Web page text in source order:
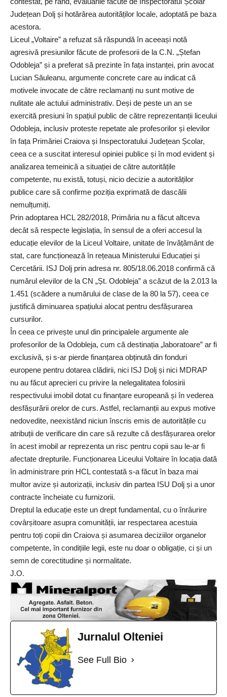
Județean Dolj și hotărârea autorităților locale, adoptată pe baza
acestora.
Liceul „Voltaire” a refuzat să răspundă în aceeași notă
agresivă presiunilor făcute de profesorii de la C.N. „Ștefan
Odobleja” și a preferat să prezinte în fața instanței, prin avocat
Lucian Săuleanu, argumente concrete care au indicat că
motivele invocate de către reclamanți nu sunt motive de
nulitate ale actului administrativ. Deși de peste un an se
exercită presiuni în spațiul public de către reprezentanții liceului
Odobleja, inclusiv proteste repetate ale profesorilor și elevilor
în fața Primăriei Craiova și Inspectoratului Județean Școlar,
ceea ce a suscitat interesul opiniei publice și în mod evident și
analizarea temeinică a situației de către autoritățile
competente, nu există, totuși, nicio decizie a autorităților
publice care să confirme poziția exprimată de dascălii
nemulțumiți.
Prin adoptarea HCL 282/2018, Primăria nu a făcut altceva
decât să respecte legislația, în sensul de a oferi accesul la
educație elevilor de la Liceul Voltaire, unitate de învățământ de
stat, care funcționează în rețeaua Ministerului Educației și
Cercetării. ISJ Dolj prin adresa nr. 805/18.06.2018 confirmă că
numărul elevilor de la CN „Șt. Odobleja” a scăzut de la 2.013 la
1.451 (scădere a numărului de clase de la 80 la 57), ceea ce
justifică diminuarea spațiului alocat pentru desfășurarea
cursurilor.
În ceea ce privește unul din principalele argumente ale
profesorilor de la Odobleja, cum că destinația „laboratoare” ar fi
exclusivă, și s-ar pierde finanțarea obținută din fonduri
europene pentru dotarea clădirii, nici ISJ Dolj și nici MDRAP
nu au făcut aprecieri cu privire la nelegalitatea folosirii
respectivului imobil dotat cu finanțare europeană și în vederea
desfășurării orelor de curs. Astfel, reclamanții au expus motive
nedovedite, neexistând niciun înscris emis de autoritățile cu
atribuții de verificare din care să rezulte că desfășurarea orelor
în acest imobil ar reprezenta un risc pentru copii sau le-ar fi
afectate drepturile. Funcționarea Liceului Voltaire în locația dată
în administrare prin HCL contestată s-a făcut în baza mai
multor avize și autorizații, inclusiv din partea ISU Dolj și a unor
contracte încheiate cu furnizorii.
Dreptul la educație este un drept fundamental, cu o înrâurire
covârșitoare asupra comunității, iar respectarea acestuia
pentru toți copii din Craiova și asumarea deciziilor organelor
competente, în condițiile legii, este nu doar o obligație, ci și un
semn de corectitudine și normalitate.
J.O.
Jurnalul Olteniei
See Full Bio